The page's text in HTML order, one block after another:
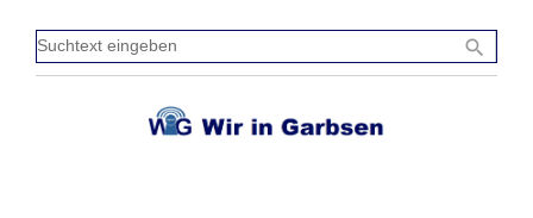
Inhalt
springen
search